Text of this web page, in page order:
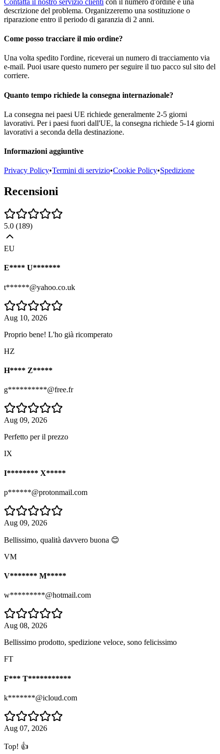
descrizione del problema. Organizzeremo una sostituzione o
riparazione entro il periodo di garanzia di 2 anni.
Come posso tracciare il mio ordine?
Una volta spedito l'ordine, riceverai un numero di tracciamento via
e-mail. Puoi usare questo numero per seguire il tuo pacco sul sito del
corriere.
Quanto tempo richiede la consegna internazionale?
La consegna nei paesi UE richiede generalmente 2-5 giorni
lavorativi. Per i paesi fuori dall'UE, la consegna richiede 5-14 giorni
lavorativi a seconda della destinazione.
Informazioni aggiuntive
Privacy Policy•Termini di servizio•Cookie Policy•Spedizione
Recensioni
5.0 (189)
EU
E**** U*******
t******@yahoo.co.uk
Aug 10, 2026
Proprio bene! L'ho già ricomperato
HZ
H**** Z*****
g**********@free.fr
Aug 09, 2026
Perfetto per il prezzo
IX
I******** X*****
p******@protonmail.com
Aug 09, 2026
Bellissimo, qualità davvero buona 😊
VM
V******* M*****
w*********@hotmail.com
Aug 08, 2026
Bellissimo prodotto, spedizione veloce, sono felicissimo
FT
F*** T***********
k*******@icloud.com
Aug 07, 2026
Top! 👍